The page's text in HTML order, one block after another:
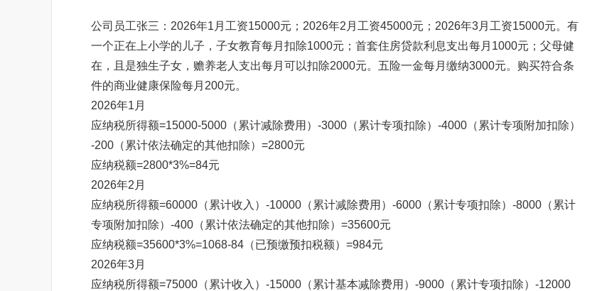
公司员工张三：2026年1月工资15000元；2026年2月工资45000元；2026年3月工资15000元。有
一个正在上小学的儿子，子女教育每月扣除1000元；首套住房贷款利息支出每月1000元；父母健
在，且是独生子女，赡养老人支出每月可以扣除2000元。五险一金每月缴纳3000元。购买符合条
件的商业健康保险每月200元。
2026年1月
应纳税所得额=15000-5000（累计减除费用）-3000（累计专项扣除）-4000（累计专项附加扣除）
-200（累计依法确定的其他扣除）=2800元
应纳税额=2800*3%=84元
2026年2月
应纳税所得额=60000（累计收入）-10000（累计减除费用）-6000（累计专项扣除）-8000（累计
专项附加扣除）-400（累计依法确定的其他扣除）=35600元
应纳税额=35600*3%=1068-84（已预缴预扣税额）=984元
2026年3月
应纳税所得额=75000（累计收入）-15000（累计基本减除费用）-9000（累计专项扣除）-12000